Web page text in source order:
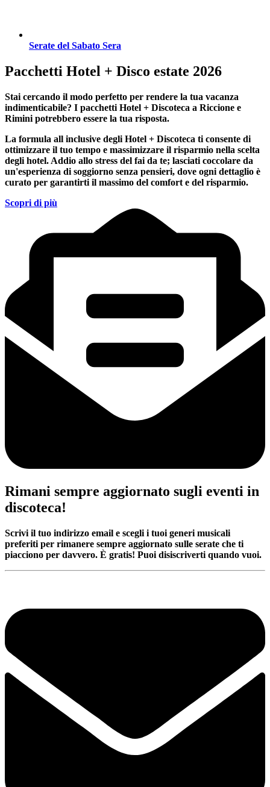
Serate del Sabato Sera
Pacchetti Hotel + Disco estate 2026
Stai cercando il modo perfetto per rendere la tua vacanza
indimenticabile? I pacchetti Hotel + Discoteca a Riccione e
Rimini potrebbero essere la tua risposta.
La formula all inclusive degli Hotel + Discoteca ti consente di
ottimizzare il tuo tempo e massimizzare il risparmio nella scelta
degli hotel. Addio allo stress del fai da te; lasciati coccolare da
un'esperienza di soggiorno senza pensieri, dove ogni dettaglio è
curato per garantirti il massimo del comfort e del risparmio.
Scopri di più
Rimani sempre aggiornato sugli eventi in
discoteca!
Scrivi il tuo indirizzo email e scegli i tuoi generi musicali
preferiti per rimanere sempre aggiornato sulle serate che ti
piacciono per davvero. È gratis! Puoi disiscriverti quando vuoi.